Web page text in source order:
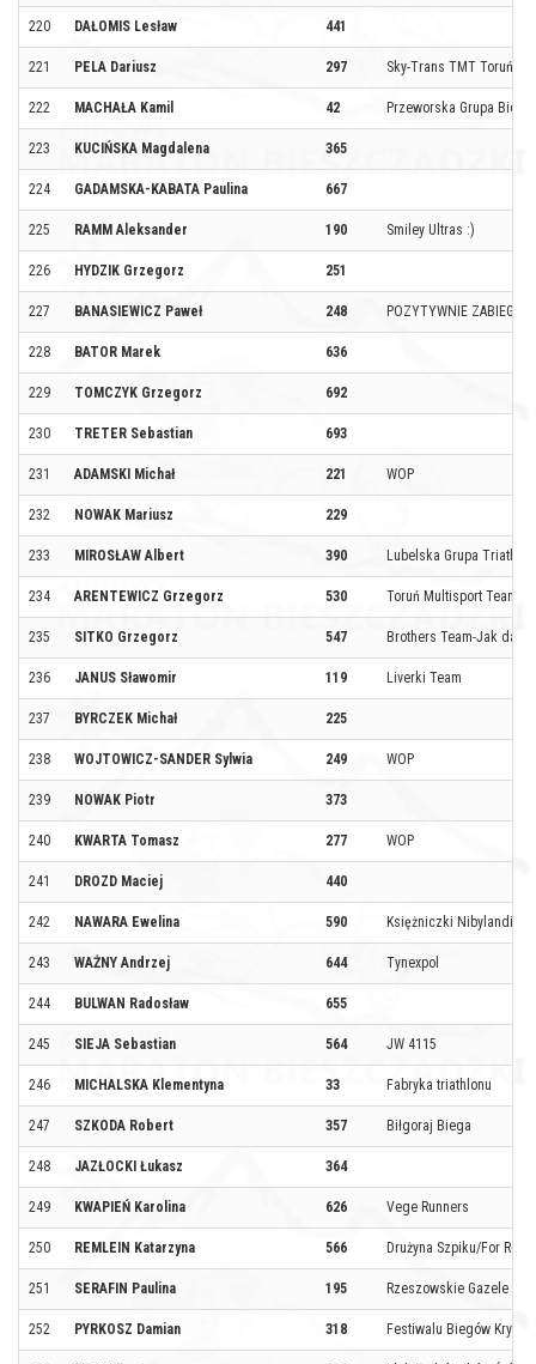
220 DAŁOMIS Lesław 441
221 PELA Dariusz 297 Sky-Trans TMT Toruń
222 MACHAŁA Kamil 42 Przeworska Grupa
223 KUCIŃSKA Magdalena 365
224 GADAMSKA-KABATA Paulina 667
225 RAMM Aleksander 190 Smiley Ultras :)
226 HYDZIK Grzegorz 251
227 BANASIEWICZ Paweł 248 POZYTYWNIE
228 BATOR Marek 636
229 TOMCZYK Grzegorz 692
230 TRETER Sebastian 693
231 ADAMSKI Michał 221 WOP
232 NOWAK Mariusz 229
233 MIROSŁAW Albert 390 Lubelska Grupa
234 ARENTEWICZ Grzegorz 530 Toruń Multisport Team
235 SITKO Grzegorz 547 Brothers Team-Jak
236 JANUS Sławomir 119 Liverki Team
237 BYRCZEK Michał 225
238 WOJTOWICZ-SANDER Sylwia 249 WOP
239 NOWAK Piotr 373
240 KWARTA Tomasz 277 WOP
241 DROZD Maciej 440
242 NAWARA Ewelina 590 Księżniczki Nibylandii
243 WAŻNY Andrzej 644 Tynexpol
244 BULWAN Radosław 655
245 SIEJA Sebastian 564 JW 4115
246 MICHALSKA Klementyna 33 Fabryka triathlonu
247 SZKODA Robert 357 Biłgoraj Biega
248 JAZŁOCKI Łukasz 364
249 KWAPIEŃ Karolina 626 Vege Runners
250 REMLEIN Katarzyna 566 Drużyna Szpiku/For Run
251 SERAFIN Paulina 195 Rzeszowskie Gazele i
252 PYRKOSZ Damian 318 Festiwalu Biegów Krynica